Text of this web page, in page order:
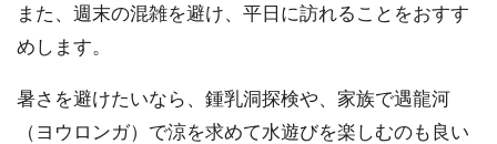
また、週末の混雑を避け、平日に訪れることをおすす
めします。
暑さを避けたいなら、鍾乳洞探検や、家族で遇龍河
（ヨウロンガ）で涼を求めて水遊びを楽しむのも良い